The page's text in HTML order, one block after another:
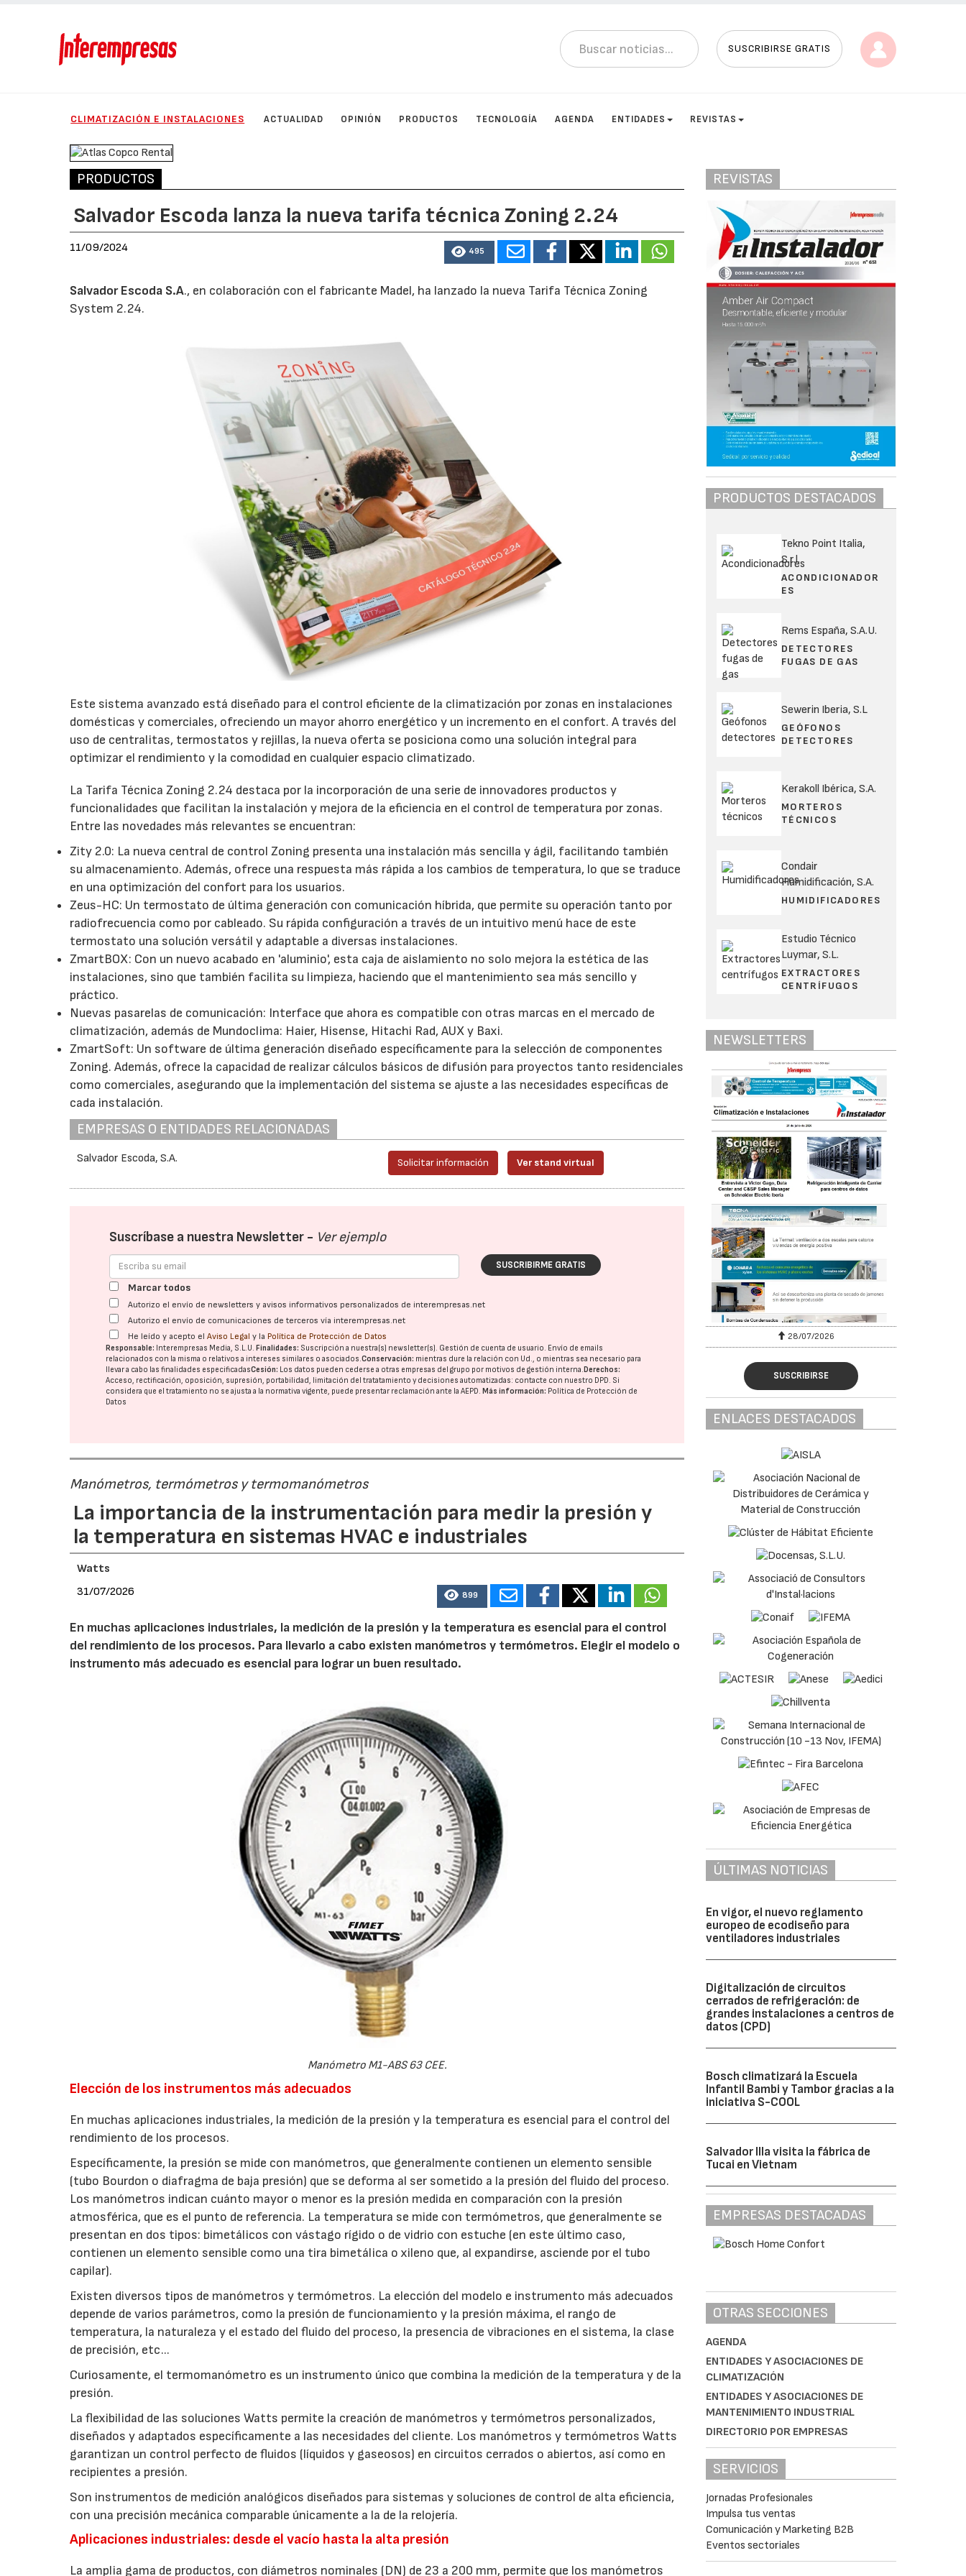
SUSCRIBIRSE GRATIS
CLIMATIZACIÓN E INSTALACIONES ACTUALIDAD OPINIÓN PRODUCTOS TECNOLOGÍA AGENDA ENTIDADES REVISTAS
PRODUCTOS
Salvador Escoda lanza la nueva tarifa técnica Zoning 2.24
11/09/2024 495
Salvador Escoda S.A., en colaboración con el fabricante Madel, ha lanzado la nueva Tarifa Técnica Zoning
System 2.24.
Este sistema avanzado está diseñado para el control eficiente de la climatización por zonas en instalaciones
domésticas y comerciales, ofreciendo un mayor ahorro energético y un incremento en el confort. A través del
uso de centralitas, termostatos y rejillas, la nueva oferta se posiciona como una solución integral para
optimizar el rendimiento y la comodidad en cualquier espacio climatizado.
La Tarifa Técnica Zoning 2.24 destaca por la incorporación de una serie de innovadores productos y
funcionalidades que facilitan la instalación y mejora de la eficiencia en el control de temperatura por zonas.
Entre las novedades más relevantes se encuentran:
Zity 2.0: La nueva central de control Zoning presenta una instalación más sencilla y ágil, facilitando también
su almacenamiento. Además, ofrece una respuesta más rápida a los cambios de temperatura, lo que se traduce
en una optimización del confort para los usuarios.
Zeus-HC: Un termostato de última generación con comunicación híbrida, que permite su operación tanto por
radiofrecuencia como por cableado. Su rápida configuración a través de un intuitivo menú hace de este
termostato una solución versátil y adaptable a diversas instalaciones.
ZmartBOX: Con un nuevo acabado en 'aluminio', esta caja de aislamiento no solo mejora la estética de las
instalaciones, sino que también facilita su limpieza, haciendo que el mantenimiento sea más sencillo y
práctico.
Nuevas pasarelas de comunicación: Interface que ahora es compatible con otras marcas en el mercado de
climatización, además de Mundoclima: Haier, Hisense, Hitachi Rad, AUX y Baxi.
ZmartSoft: Un software de última generación diseñado específicamente para la selección de componentes
Zoning. Además, ofrece la capacidad de realizar cálculos básicos de difusión para proyectos tanto residenciales
como comerciales, asegurando que la implementación del sistema se ajuste a las necesidades específicas de
cada instalación.
EMPRESAS O ENTIDADES RELACIONADAS
Salvador Escoda, S.A. Solicitar información Ver stand virtual
Suscríbase a nuestra Newsletter - Ver ejemplo
SUSCRIBIRME GRATIS
Marcar todos
Autorizo el envío de newsletters y avisos informativos personalizados de interempresas.net
Autorizo el envío de comunicaciones de terceros vía interempresas.net
He leído y acepto elAviso Legal y la Política de Protección de Datos
Responsable: Interempresas Media, S.L.U.Finalidades: Suscripción a nuestra(s) newsletter(s). Gestión de cuenta de usuario. Envío de emails
relacionados con la misma o relativos a intereses similares o asociados.Conservación: mientras dure la relación con Ud., o mientras sea necesario para
llevar a cabo las finalidades especificadasCesión: Los datos pueden cederse a otras empresas del grupo por motivos de gestión interna.Derechos:
Acceso, rectificación, oposición, supresión, portabilidad, limitación del tratatamiento y decisiones automatizadas: contacte con nuestro DPD. Si
considera que el tratamiento no se ajusta a la normativa vigente, puede presentar reclamación ante laAEPD.Más información: Política de Protección de
Datos
Manómetros, termómetros y termomanómetros
La importancia de la instrumentación para medir la presión y
la temperatura en sistemas HVAC e industriales
Watts
31/07/2026
899
En muchas aplicaciones industriales, la medición de la presión y la temperatura es esencial para el control
del rendimiento de los procesos. Para llevarlo a cabo existen manómetros y termómetros. Elegir el modelo o
instrumento más adecuado es esencial para lograr un buen resultado.
Manómetro M1-ABS 63 CEE.
Elección de los instrumentos más adecuados
En muchas aplicaciones industriales, la medición de la presión y la temperatura es esencial para el control del
rendimiento de los procesos.
Específicamente, la presión se mide con manómetros, que generalmente contienen un elemento sensible
(tubo Bourdon o diafragma de baja presión) que se deforma al ser sometido a la presión del fluido del proceso.
Los manómetros indican cuánto mayor o menor es la presión medida en comparación con la presión
atmosférica, que es el punto de referencia. La temperatura se mide con termómetros, que generalmente se
presentan en dos tipos: bimetálicos con vástago rígido o de vidrio con estuche (en este último caso,
contienen un elemento sensible como una tira bimetálica o xileno que, al expandirse, asciende por el tubo
capilar).
Existen diversos tipos de manómetros y termómetros. La elección del modelo e instrumento más adecuados
depende de varios parámetros, como la presión de funcionamiento y la presión máxima, el rango de
temperatura, la naturaleza y el estado del fluido del proceso, la presencia de vibraciones en el sistema, la clase
de precisión, etc...
Curiosamente, el termomanómetro es un instrumento único que combina la medición de la temperatura y de la
presión.
La flexibilidad de las soluciones Watts permite la creación de manómetros y termómetros personalizados,
diseñados y adaptados específicamente a las necesidades del cliente. Los manómetros y termómetros Watts
garantizan un control perfecto de fluidos (líquidos y gaseosos) en circuitos cerrados o abiertos, así como en
recipientes a presión.
Son instrumentos de medición analógicos diseñados para sistemas y soluciones de control de alta eficiencia,
con una precisión mecánica comparable únicamente a la de la relojería.
Aplicaciones industriales: desde el vacío hasta la alta presión
La amplia gama de productos, con diámetros nominales (DN) de 23 a 200 mm, permite que los manómetros
REVISTAS
PRODUCTOS DESTACADOS
Tekno Point Italia,
S.r.l.
ACONDICIONADOR
ES
Rems España, S.A.U.
DETECTORES
FUGAS DE GAS
Sewerin Iberia, S.L
GEÓFONOS
DETECTORES
Kerakoll Ibérica, S.A.
MORTEROS
TÉCNICOS
Condair
Humidificación, S.A.
HUMIDIFICADORES
Estudio Técnico
Luymar, S.L.
EXTRACTORES
CENTRÍFUGOS
NEWSLETTERS
28/07/2026
SUSCRIBIRSE
ENLACES DESTACADOS
ÚLTIMAS NOTICIAS
En vigor, el nuevo reglamento
europeo de ecodiseño para
ventiladores industriales
Digitalización de circuitos
cerrados de refrigeración: de
grandes instalaciones a centros de
datos (CPD)
Bosch climatizará la Escuela
Infantil Bambi y Tambor gracias a la
iniciativa S-COOL
Salvador Illa visita la fábrica de
Tucai en Vietnam
EMPRESAS DESTACADAS
OTRAS SECCIONES
AGENDA
ENTIDADES Y ASOCIACIONES DE
CLIMATIZACIÓN
ENTIDADES Y ASOCIACIONES DE
MANTENIMIENTO INDUSTRIAL
DIRECTORIO POR EMPRESAS
SERVICIOS
Jornadas Profesionales
Impulsa tus ventas
Comunicación y Marketing B2B
Eventos sectoriales